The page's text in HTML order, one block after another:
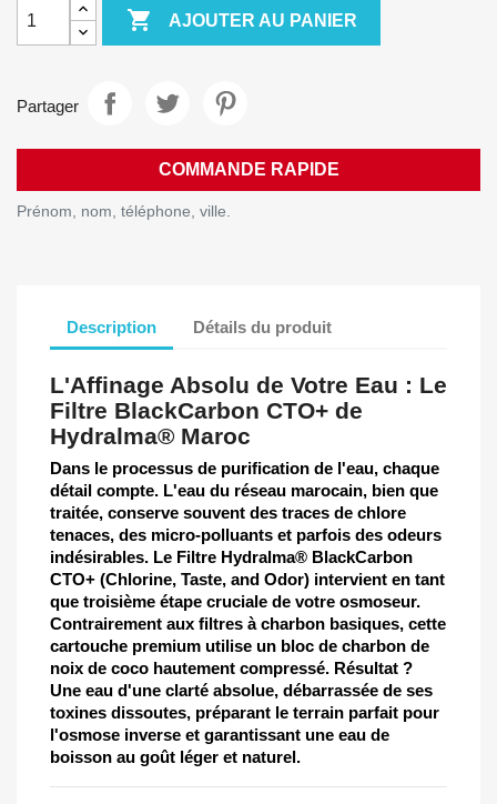
 AJOUTER AU PANIER
Partager
COMMANDE RAPIDE
Prénom, nom, téléphone, ville.
Description Détails du produit
L'Affinage Absolu de Votre Eau : Le
Filtre BlackCarbon CTO+ de
Hydralma® Maroc
Dans le processus de purification de l'eau, chaque
détail compte. L'eau du réseau marocain, bien que
traitée, conserve souvent des traces de chlore
tenaces, des micro-polluants et parfois des odeurs
indésirables. Le Filtre Hydralma® BlackCarbon
CTO+ (Chlorine, Taste, and Odor) intervient en tant
que troisième étape cruciale de votre osmoseur.
Contrairement aux filtres à charbon basiques, cette
cartouche premium utilise un bloc de charbon de
noix de coco hautement compressé. Résultat ?
Une eau d'une clarté absolue, débarrassée de ses
toxines dissoutes, préparant le terrain parfait pour
l'osmose inverse et garantissant une eau de
boisson au goût léger et naturel.